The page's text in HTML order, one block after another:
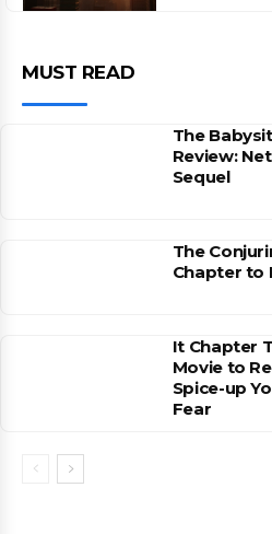
MUST READ
The
Review:
Sequel
The
Chapter to
It Chapter
Movie to
Spice-up
Fear